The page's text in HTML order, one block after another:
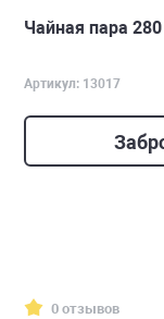
Чайная пара
Артикул: 13017
0 отзывов